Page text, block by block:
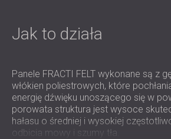
Jak to działa
Panele FRACTI FELT wykonane są z
włókien poliestrowych, które
energię dźwięku unoszącego się w
porowata struktura jest wysoce
hałasu o średniej i wysokiej
odbicia mowy i szumy tła.